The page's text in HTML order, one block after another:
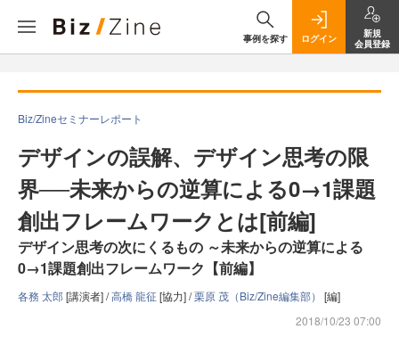
事例を探す ログイン
新規
会員登録
Biz/Zineセミナーレポート
デザインの誤解、デザイン思考の限
界──未来からの逆算による0→1課題
創出フレームワークとは[前編]
デザイン思考の次にくるもの ～未来からの逆算による
0→1課題創出フレームワーク【前編】
各務 太郎[講演者] /高橋 龍征 [協力] /栗原 茂（Biz/Zine編集部） [編]
2018/10/23 07:00